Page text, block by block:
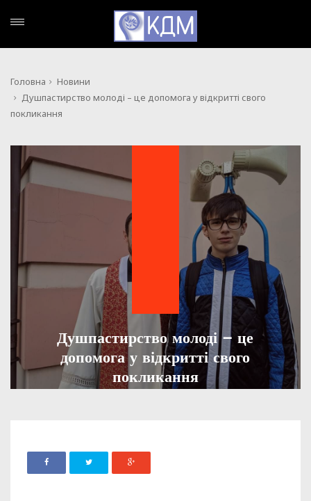
Головна
Новини
Душпастирство молоді – це допомога у відкритті свого
покликання
Душпастирство молоді – це
допомога у відкритті свого
покликання